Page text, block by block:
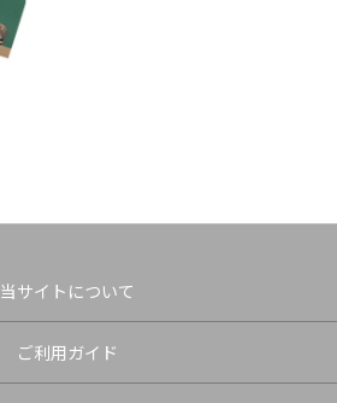
当サイトについて
ご利用ガイド